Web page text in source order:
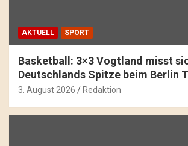
AKTUELL SPORT
Basketball: 3×3 Vogtland misst
Deutschlands Spitze beim Berlin
3. August 2026 Redaktion